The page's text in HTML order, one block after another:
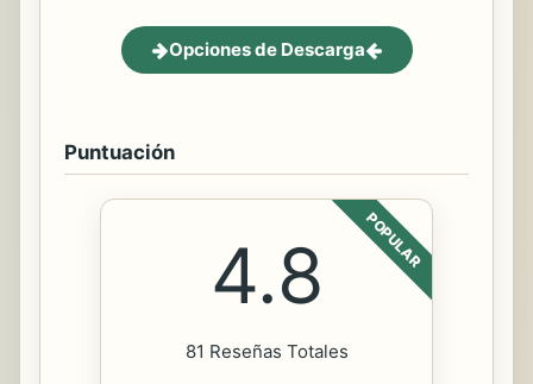
Opciones de Descarga
Puntuación
POPULAR
4.8
81 Reseñas Totales